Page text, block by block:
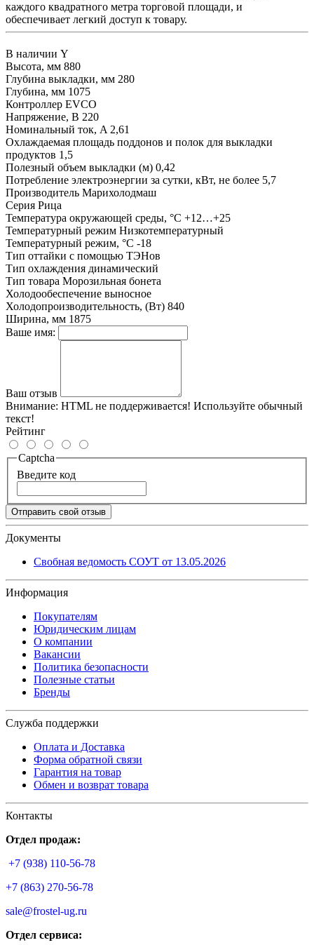
каждого квадратного метра торговой площади, и
обеспечивает легкий доступ к товару.
В наличии Y
Высота, мм 880
Глубина выкладки, мм 280
Глубина, мм 1075
Контроллер EVCO
Напряжение, В 220
Номинальный ток, A 2,61
Охлаждаемая площадь поддонов и полок для выкладки
продуктов 1,5
Полезный объем выкладки (м) 0,42
Потребление электроэнергии за сутки, кВт, не более 5,7
Производитель Марихолодмаш
Серия Рица
Температура окружающей среды, °С +12…+25
Температурный режим Низкотемпературный
Температурный режим, °С -18
Тип оттайки с помощью ТЭНов
Тип охлаждения динамический
Тип товара Морозильная бонета
Холодообеспечение выносное
Холодопроизводительность, (Вт) 840
Ширина, мм 1875
Ваше имя:
Ваш отзыв
Внимание: HTML не поддерживается! Используйте обычный
текст!
Рейтинг
Captcha
Введите код
Отправить свой отзыв
Документы
Свобная ведомость СОУТ от 13.05.2026
Информация
Покупателям
Юридическим лицам
О компании
Вакансии
Политика безопасности
Полезные статьи
Бренды
Служба поддержки
Оплата и Доставка
Форма обратной связи
Гарантия на товар
Обмен и возврат товара
Контакты
Отдел продаж:
+7 (938) 110-56-78
+7 (863) 270-56-78
sale@frostel-ug.ru
Отдел сервиса: